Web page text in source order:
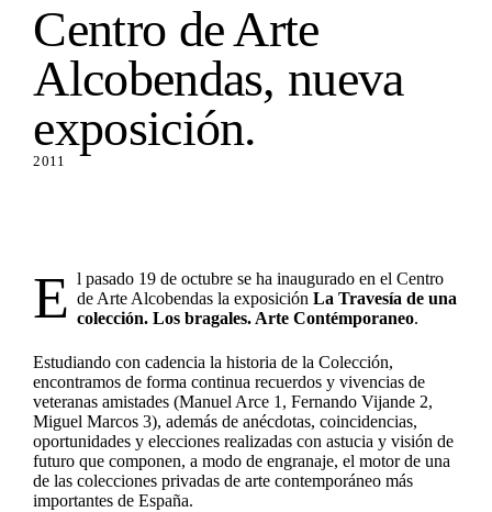
Centro de Arte
Alcobendas, nueva
exposición.
2011
E l pasado 19 de octubre se ha inaugurado en el Centro
de Arte Alcobendas la exposición La Travesía de una
colección. Los bragales. Arte Contémporaneo.
Estudiando con cadencia la historia de la Colección,
encontramos de forma continua recuerdos y vivencias de
veteranas amistades (Manuel Arce 1, Fernando Vijande 2,
Miguel Marcos 3), además de anécdotas, coincidencias,
oportunidades y elecciones realizadas con astucia y visión de
futuro que componen, a modo de engranaje, el motor de una
de las colecciones privadas de arte contemporáneo más
importantes de España.